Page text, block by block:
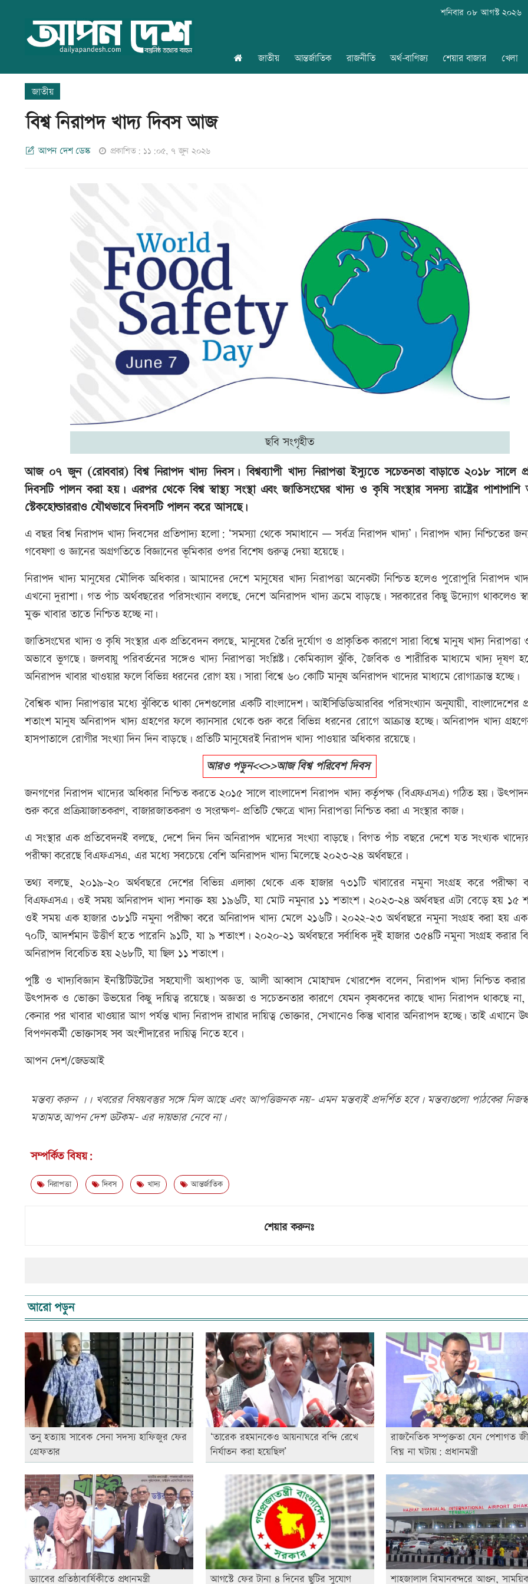
শনিবার ০৮ আগস্ট ২০২৬
জাতীয় আন্তর্জাতিক রাজনীতি অর্থ-বাণিজ্য শেয়ার বাজার খেলা
জাতীয়
বিশ্ব নিরাপদ খাদ্য দিবস আজ
আপন দেশ ডেস্ক প্রকাশিত: ১১:০৫, ৭ জুন ২০২৬
ছবি সংগৃহীত
আজ ০৭ জুন (রোববার) বিশ্ব নিরাপদ খাদ্য দিবস। বিশ্বব্যাপী খাদ্য নিরাপত্তা ইস্যুতে সচেতনতা বাড়াতে ২০১৮ সালে
দিবসটি পালন করা হয়। এরপর থেকে বিশ্ব স্বাস্থ্য সংস্থা এবং জাতিসংঘের খাদ্য ও কৃষি সংস্থার সদস্য রাষ্ট্রের পাশাপাশি
স্টেকহোল্ডাররাও যৌথভাবে দিবসটি পালন করে আসছে।
এ বছর বিশ্ব নিরাপদ খাদ্য দিবসের প্রতিপাদ্য হলো: ‘সমস্যা থেকে সমাধানে — সর্বত্র নিরাপদ খাদ্য’। নিরাপদ খাদ্য নিশ্চিতের
গবেষণা ও জ্ঞানের অগ্রগতিতে বিজ্ঞানের ভূমিকার ওপর বিশেষ গুরুত্ব দেয়া হয়েছে।
নিরাপদ খাদ্য মানুষের মৌলিক অধিকার। আমাদের দেশে মানুষের খাদ্য নিরাপত্তা অনেকটা নিশ্চিত হলেও পুরোপুরি নিরাপদ খাদ্য
এখনো দুরাশা। গত পাঁচ অর্থবছরের পরিসংখ্যান বলছে, দেশে অনিরাপদ খাদ্য ক্রমে বাড়ছে। সরকারের কিছু উদ্যোগ থাকলেও
মুক্ত খাবার তাতে নিশ্চিত হচ্ছে না।
জাতিসংঘের খাদ্য ও কৃষি সংস্থার এক প্রতিবেদন বলছে, মানুষের তৈরি দুর্যোগ ও প্রাকৃতিক কারণে সারা বিশ্বে মানুষ খাদ্য নিরাপত্তা
অভাবে ভুগছে। জলবায়ু পরিবর্তনের সঙ্গেও খাদ্য নিরাপত্তা সংশ্লিষ্ট। কেমিক্যাল ঝুঁকি, জৈবিক ও শারীরিক মাধ্যমে খাদ্য দূষণ
অনিরাপদ খাবার খাওয়ার ফলে বিভিন্ন ধরনের রোগ হয়। সারা বিশ্বে ৬০ কোটি মানুষ অনিরাপদ খাদ্যের মাধ্যমে রোগাক্রান্ত হচ্ছে।
বৈশ্বিক খাদ্য নিরাপত্তার মধ্যে ঝুঁকিতে থাকা দেশগুলোর একটি বাংলাদেশ। আইসিডিডিআরবির পরিসংখ্যান অনুযায়ী, বাংলাদেশের
শতাংশ মানুষ অনিরাপদ খাদ্য গ্রহণের ফলে ক্যানসার থেকে শুরু করে বিভিন্ন ধরনের রোগে আক্রান্ত হচ্ছে। অনিরাপদ খাদ্য
হাসপাতালে রোগীর সংখ্যা দিন দিন বাড়ছে। প্রতিটি মানুষেরই নিরাপদ খাদ্য পাওয়ার অধিকার রয়েছে।
আরও পড়ুন<<>>আজ বিশ্ব পরিবেশ দিবস
জনগণের নিরাপদ খাদ্যের অধিকার নিশ্চিত করতে ২০১৫ সালে বাংলাদেশ নিরাপদ খাদ্য কর্তৃপক্ষ (বিএফএসএ) গঠিত হয়।
শুরু করে প্রক্রিয়াজাতকরণ, বাজারজাতকরণ ও সংরক্ষণ- প্রতিটি ক্ষেত্রে খাদ্য নিরাপত্তা নিশ্চিত করা এ সংস্থার কাজ।
এ সংস্থার এক প্রতিবেদনই বলছে, দেশে দিন দিন অনিরাপদ খাদ্যের সংখ্যা বাড়ছে। বিগত পাঁচ বছরে দেশে যত সংখ্যক
পরীক্ষা করেছে বিএফএসএ, এর মধ্যে সবচেয়ে বেশি অনিরাপদ খাদ্য মিলেছে ২০২৩-২৪ অর্থবছরে।
তথ্য বলছে, ২০১৯-২০ অর্থবছরে দেশের বিভিন্ন এলাকা থেকে এক হাজার ৭৩১টি খাবারের নমুনা সংগ্রহ করে পরীক্ষা
বিএফএসএ। ওই সময় অনিরাপদ খাদ্য শনাক্ত হয় ১৯৬টি, যা মোট নমুনার ১১ শতাংশ। ২০২৩-২৪ অর্থবছর এটা বেড়ে হয় ১৫
ওই সময় এক হাজার ৩৮১টি নমুনা পরীক্ষা করে অনিরাপদ খাদ্য মেলে ২১৬টি। ২০২২-২৩ অর্থবছরে নমুনা সংগ্রহ করা হয় এক
৭০টি, আদর্শমান উত্তীর্ণ হতে পারেনি ৯১টি, যা ৯ শতাংশ। ২০২০-২১ অর্থবছরে সর্বাধিক দুই হাজার ৩৫৪টি নমুনা সংগ্রহ করার
অনিরাপদ বিবেচিত হয় ২৬৮টি, যা ছিল ১১ শতাংশ।
পুষ্টি ও খাদ্যবিজ্ঞান ইনস্টিটিউটের সহযোগী অধ্যাপক ড. আলী আব্বাস মোহাম্মদ খোরশেদ বলেন, নিরাপদ খাদ্য নিশ্চিত করার
উৎপাদক ও ভোক্তা উভয়ের কিছু দায়িত্ব রয়েছে। অজ্ঞতা ও সচেতনতার কারণে যেমন কৃষকদের কাছে খাদ্য নিরাপদ থাকছে না,
কেনার পর খাবার খাওয়ার আগ পর্যন্ত খাদ্য নিরাপদ রাখার দায়িত্ব ভোক্তার, সেখানেও কিন্তু খাবার অনিরাপদ হচ্ছে। তাই এখানে
বিপণনকর্মী ভোক্তাসহ সব অংশীদারের দায়িত্ব নিতে হবে।
আপন দেশ/জেডআই
মন্তব্য করুন ।। খবরের বিষয়বস্তুর সঙ্গে মিল আছে এবং আপত্তিজনক নয়- এমন মন্তব্যই প্রদর্শিত হবে। মন্তব্যগুলো পাঠকের নিজস্ব
মতামত,আপন দেশ ডটকম- এর দায়ভার নেবে না।
সম্পর্কিত বিষয়:
নিরাপত্তা দিবস খাদ্য আন্তর্জাতিক
শেয়ার করুনঃ
আরো পড়ুন
তনু হত্যায় সাবেক সেনা সদস্য হাফিজুর ফের
গ্রেফতার
‘তারেক রহমানকেও আয়নাঘরে বন্দি রেখে
নির্যাতন করা হয়েছিল’
রাজনৈতিক সম্পৃক্ততা যেন পেশাগত
বিঘ্ন না ঘটায়: প্রধানমন্ত্রী
ড্যাবের প্রতিষ্ঠাবার্ষিকীতে প্রধানমন্ত্রী আগস্টে ফের টানা ৪ দিনের ছুটির সুযোগ শাহজালাল বিমানবন্দরে আগুন,